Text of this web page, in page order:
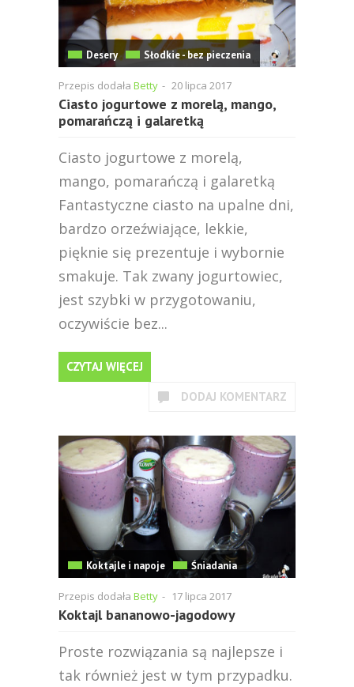
Desery Słodkie - bez pieczenia
Przepis dodała Betty - 20 lipca 2017
Ciasto jogurtowe z morelą, mango,
pomarańczą i galaretką
Ciasto jogurtowe z morelą,
mango, pomarańczą i galaretką
Fantastyczne ciasto na upalne dni,
bardzo orzeźwiające, lekkie,
pięknie się prezentuje i wybornie
smakuje. Tak zwany jogurtowiec,
jest szybki w przygotowaniu,
oczywiście bez...
CZYTAJ WIĘCEJ
DODAJ KOMENTARZ
Koktajle i napoje Śniadania
Przepis dodała Betty - 17 lipca 2017
Koktajl bananowo-jagodowy
Proste rozwiązania są najlepsze i
tak również jest w tym przypadku.